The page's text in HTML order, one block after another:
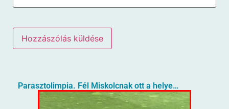
Parasztolimpia. Fél Miskolcnak ott a helye…